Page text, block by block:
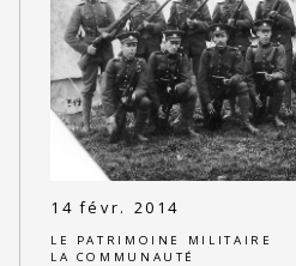
14 févr. 2014
LE PATRIMOINE MILITAIRE
LA COMMUNAUTÉ